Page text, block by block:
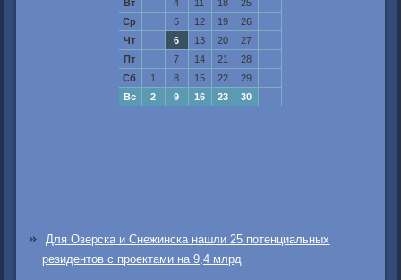
Вт
4 11 18
25
Ср
5 12 19
26
Чт
6 13 20
27
Пт
7 14 21
28
Сб
1 8 15 22
29
Вс
2 9 16 23 30
Для Озерска и Снежинска нашли 25 потенциальных
резидентов с проектами на 9,4 млрд